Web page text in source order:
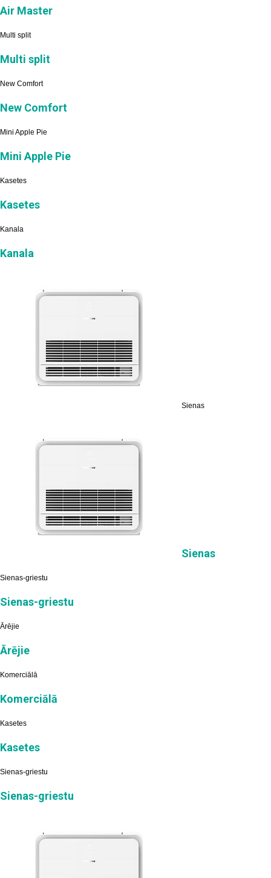
Air Master
Multi split
Multi split
New Comfort
New Comfort
Mini Apple Pie
Mini Apple Pie
Kasetes
Kasetes
Kanala
Kanala
Sienas
Sienas
Sienas-griestu
Sienas-griestu
Ārējie
Ārējie
Komerciālā
Komerciālā
Kasetes
Kasetes
Sienas-griestu
Sienas-griestu